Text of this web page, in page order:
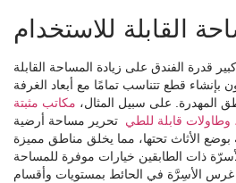
القابلة للاستخدام
قدرة الفندق على زيادة المساحة القابلة
بإنشاء قطع تتناسب تمامًا مع أبعاد الغرفة
المهدرة. على سبيل المثال، مكاتب مثبتة
وطاولات قابلة للطي تحرير مساحة أرضية
بوضع الأثاث تحتها، مما يخلق مناطق مميزة
ذات الطابقين خيارات موفرة للمساحة
غرس الأسِرَّة في الحائط بمستويات وأقسام